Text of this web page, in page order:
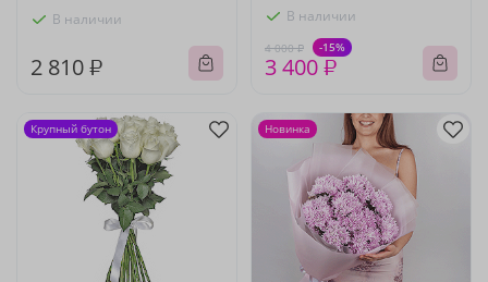
В наличии
2 810 ₽
В наличии
4 000 ₽ -15%
3 400 ₽
Крупный бутон Новинка